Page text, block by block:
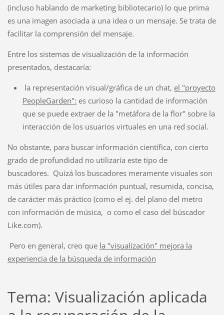
(incluso hablando de marketing bibliotecario) lo que prima
es una imagen asociada a una idea o un mensaje. Se trata de
facilitar la comprensión del mensaje.
Entre los sistemas de visualización de la información
presentados, destacaría:
la representación visual/gráfica de un chat, el "proyecto
PeopleGarden": es curioso la cantidad de información
que se puede extraer de la "metáfora de la flor" sobre la
interacción de los usuarios virtuales en una red social.
No obstante, para buscar información científica, con cierto
grado de profundidad no utilizaría este tipo de
buscadores. Quizá los buscadores meramente visuales son
más útiles para dar información puntual, resumida, concisa,
de carácter más práctico (como el ej. del plano del metro
con información de música, o como el caso del búscador
Like.com).
Pero en general, creo que la "visualización" mejora la
experiencia de la búsqueda de información
Tema: Visualización aplicada